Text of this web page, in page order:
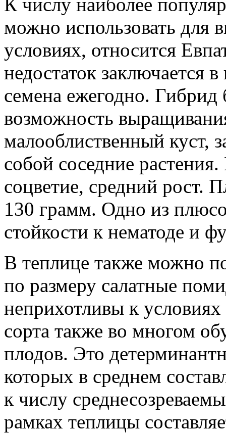
можно использовать для
условиях, относится
недостаток заключается
семена ежегодно. Гибрид
возможность
малооблиственный куст,
собой соседние
соцветие, средний рост.
130 грамм. Одно из
стойкости к нематоде и
В теплице также можно
по размеру салатные
неприхотливы к
сорта также во многом
плодов. Это
которых в среднем
к числу
рамках теплицы